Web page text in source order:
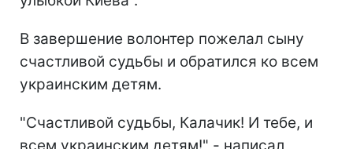
В завершение волонтер пожелал сыну
счастливой судьбы и обратился ко всем
украинским детям.
"Счастливой судьбы, Калачик! И тебе, и